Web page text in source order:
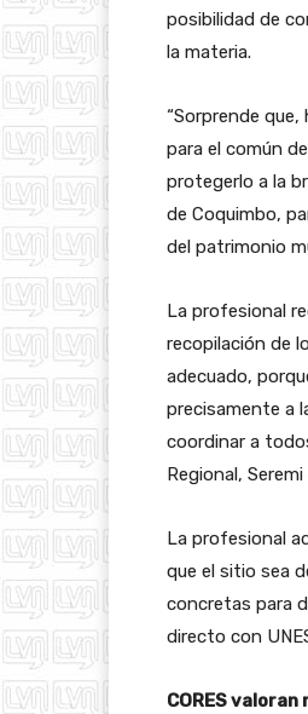
posibilidad de
la materia.
“Sorprende
para el común
protegerlo a la
de Coquimbo,
del patrimonio
La profesional
recopilación de
adecuado,
precisamente a
coordinar a
Regional,
La profesional
que el sitio sea
concretas para
directo con
CORES valoran